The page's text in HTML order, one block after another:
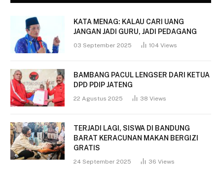
KATA MENAG: KALAU CARI UANG
JANGAN JADI GURU, JADI PEDAGANG
03 September 2025 104 Views
BAMBANG PACUL LENGSER DARI KETUA
DPD PDIP JATENG
22 Agustus 2025 38 Views
TERJADI LAGI, SISWA DI BANDUNG
BARAT KERACUNAN MAKAN BERGIZI
GRATIS
24 September 2025 36 Views